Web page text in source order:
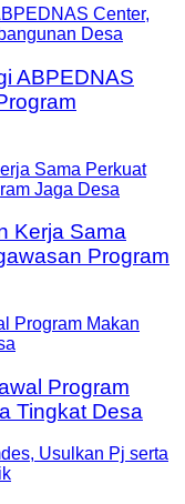
ABPEDNAS
Kerja Sama
Program
Program
Tingkat Desa